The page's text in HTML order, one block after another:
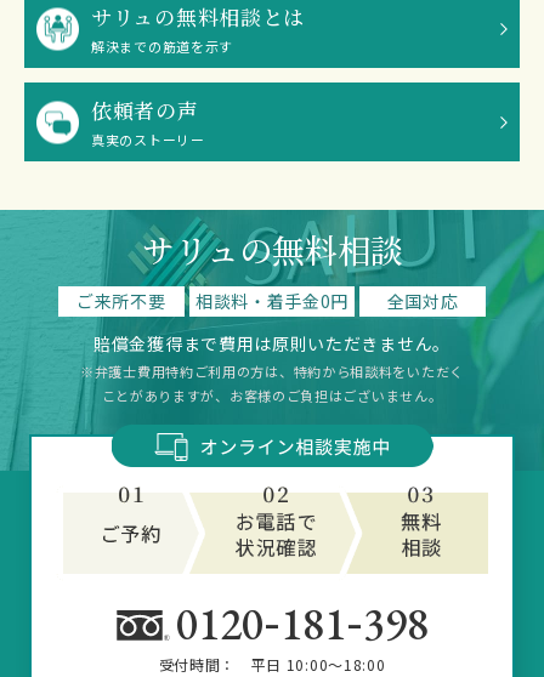
サリュの無料相談とは
解決までの筋道を示す
依頼者の声
真実のストーリー
サリュの無料相談
ご来所不要 相談料・着手金0円
全国対応
賠償金獲得まで費用は原則いただきません。
※弁護士費用特約ご利用の方は、特約から相談料をいただく
ことがありますが、お客様のご負担はございません。
0120-181-398
受付時間： 平日 10:00～18:00